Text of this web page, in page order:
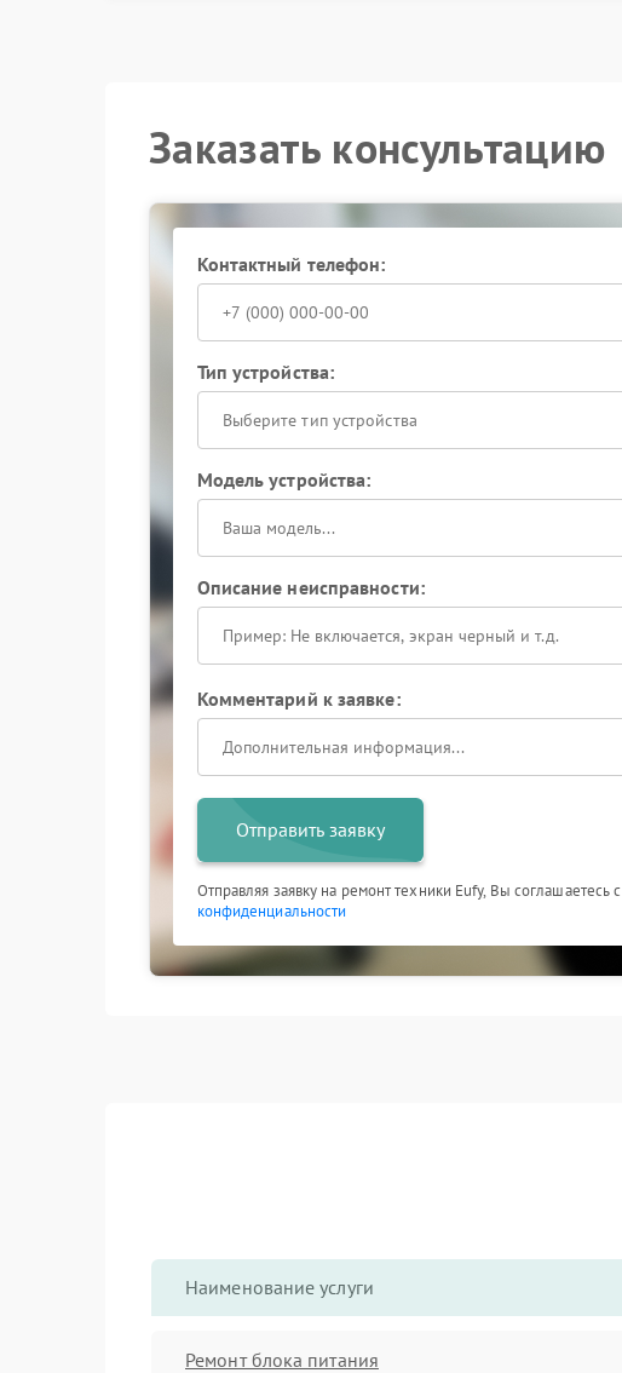
Заказать консультацию
Контактный телефон:
Тип устройства:
Выберите тип устройства
Модель устройства:
Описание неисправности:
Комментарий к заявке:
Отправить заявку
Отправляя заявку на ремонт техники Eufy, Вы соглашаетесь с
конфиденциальности
Наименование услуги
Ремонт блока питания